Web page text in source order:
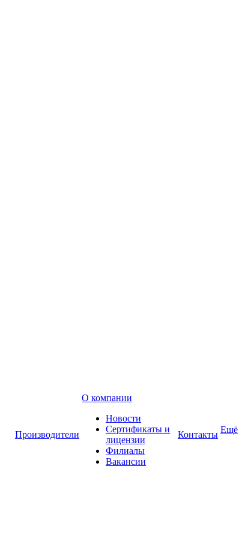
Производители
О компании
Новости
Сертификаты и
лицензии
Филиалы
Вакансии
Контакты Ещё